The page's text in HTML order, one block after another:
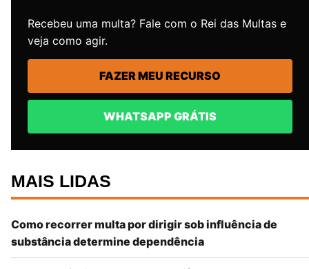
Recebeu uma multa? Fale com o Rei das Multas e
veja como agir.
FAZER MEU RECURSO
WHATSAPP GRÁTIS
MAIS LIDAS
Como recorrer multa por dirigir sob influência de
substância determine dependência